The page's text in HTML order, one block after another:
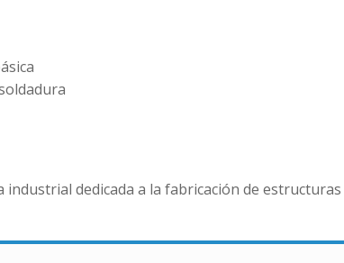
dedicada a la fabricación de estructuras